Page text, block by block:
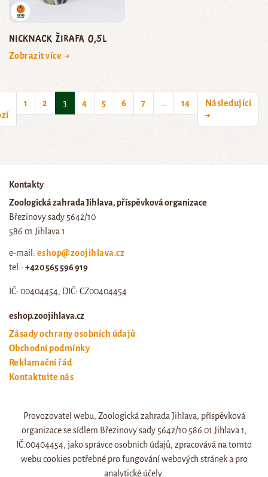
NickNack žirafa 0,5l
Zobrazit více →
1 2 3(current)
4 5 6 7 14
Následující
→
Kontakty
Zoologická zahrada Jihlava, příspěvková organizace
Březinovy sady 5642/10
586 01 Jihlava 1
e-mail: eshop@zoojihlava.cz
tel.: +420 565 596 919
IČ: 00404454, DIČ: CZ00404454
eshop.zoojihlava.cz
Zásady ochrany osobních údajů
Obchodní podmínky
Reklamační řád
Kontaktujte nás
Web zoo jihlava
Otevírací doba a ceník
Provozovatel webu, Zoologická zahrada Jihlava, příspěvková
organizace se sídlem Březinovy sady 5642/10 586 01 Jihlava 1,
IČ:00404454, jako správce osobních údajů, zpracovává na tomto
webu cookies potřebné pro fungování webových stránek a pro
analytické účely.